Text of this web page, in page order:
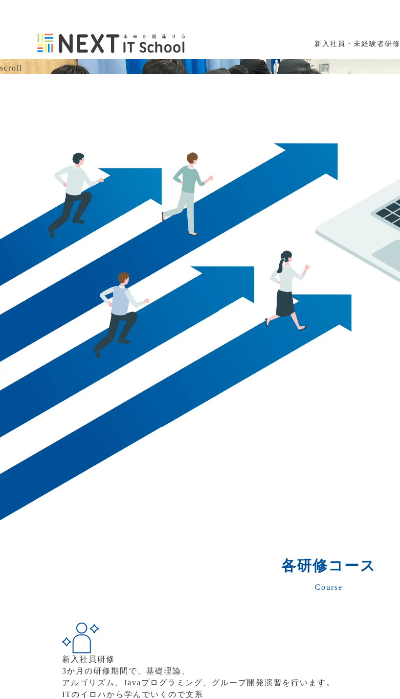
新入社員・未経験者研修
scroll
各研修コース
Course
新入社員研修
3か月の研修期間で、基礎理論、
アルゴリズム、Javaプログラミング、グループ開発演習を行います。
ITのイロハから学んでいくので文系